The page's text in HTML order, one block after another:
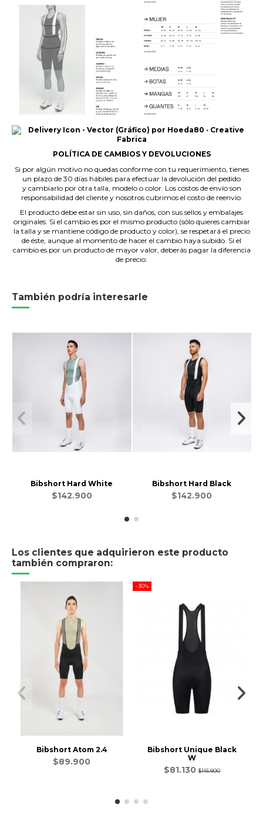
POLÍTICA DE CAMBIOS Y DEVOLUCIONES
Si por algún motivo no quedas conforme con tu requerimiento, tienes
un plazo de 30 días hábiles para efectuar la devolución del pedido
y cambiarlo por otra talla, modelo o color. Los costos de envío son
responsabilidad del cliente y nosotros cubrimos el costo de reenvío.
El producto debe estar sin uso, sin daños, con sus sellos y embalajes
originales. Si el cambio es por el mismo producto (sólo quieres cambiar
la talla y se mantiene código de producto y color), se respetará el precio
de éste, aunque al momento de hacer el cambio haya subido. Si el
cambio es por un producto de mayor valor, deberás pagar la diferencia
de precio.
También podría interesarle
Bibshort Hard White
$142.900
Bibshort Hard Black
$142.900
Los clientes que adquirieron este producto
también compraron:
Bibshort Atom 2.4
$89.900
-30%
Bibshort Unique Black
W
$81.130 $115.900